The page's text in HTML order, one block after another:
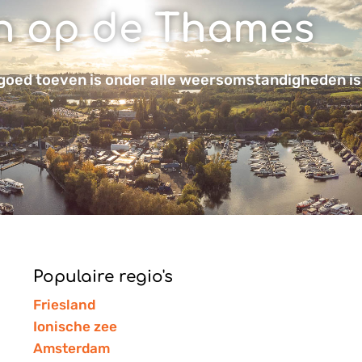
op de Thames
toeven is onder alle weersomstandigheden
Populaire regio's
Friesland
Ionische zee
Amsterdam